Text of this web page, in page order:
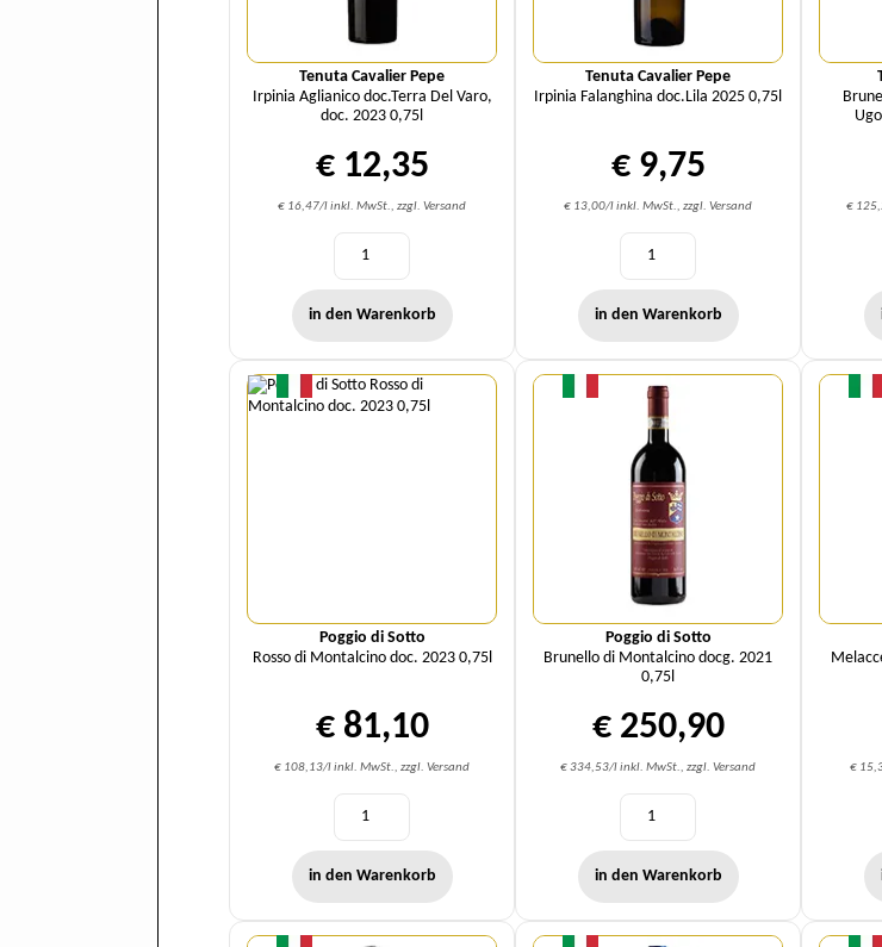
Tenuta Cavalier Pepe
Irpinia Aglianico doc.Terra Del Varo,
doc. 2023 0,75l
€ 12,35
€ 16,47/l inkl. MwSt., zzgl. Versand
in den Warenkorb
Tenuta Cavalier Pepe
Irpinia Falanghina doc.Lila 2025 0,75l
€ 9,75
€ 13,00/l inkl. MwSt., zzgl. Versand
in den Warenkorb
€
Poggio di Sotto
Rosso di Montalcino doc. 2023 0,75l
€ 81,10
€ 108,13/l inkl. MwSt., zzgl. Versand
Menge
in den Warenkorb
Poggio di Sotto
Brunello di Montalcino docg. 2021
0,75l
€ 250,90
€ 334,53/l inkl. MwSt., zzgl. Versand
Menge
in den Warenkorb
€
Menge Menge